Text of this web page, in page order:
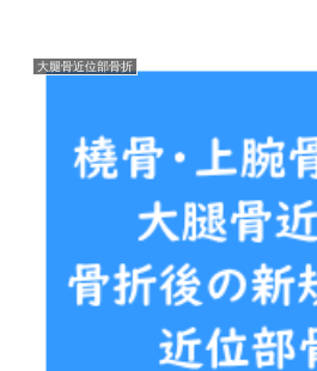
大腿骨近位部骨折